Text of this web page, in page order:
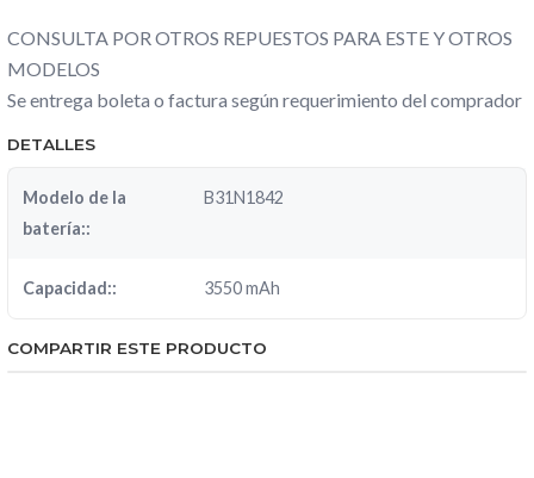
CONSULTA POR OTROS REPUESTOS PARA ESTE Y OTROS
MODELOS
Se entrega boleta o factura según requerimiento del comprador
DETALLES
Modelo de la
batería::
B31N1842
Capacidad:: 3550 mAh
COMPARTIR ESTE PRODUCTO